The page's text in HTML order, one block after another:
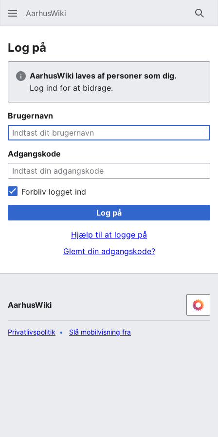
AarhusWiki Søg
Log på
AarhusWiki laves af personer som dig.
Log ind for at bidrage.
Brugernavn
Adgangskode
Forbliv logget ind
Log på
Hjælp til at logge på
Glemt din adgangskode?
AarhusWiki
Privatlivspolitik Slå mobilvisning fra